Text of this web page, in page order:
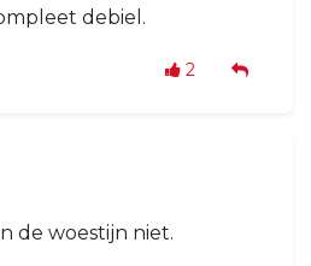
debiel.
2
de woestijn niet.